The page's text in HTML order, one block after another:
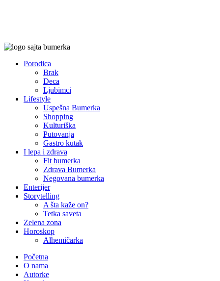
Porodica
Brak
Deca
Ljubimci
Lifestyle
Uspešna Bumerka
Shopping
Kulturiška
Putovanja
Gastro kutak
I lepa i zdrava
Fit bumerka
Zdrava Bumerka
Negovana bumerka
Enterijer
Storytelling
A šta kaže on?
Tetka saveta
Zelena zona
Horoskop
Alhemičarka
Početna
O nama
Autorke